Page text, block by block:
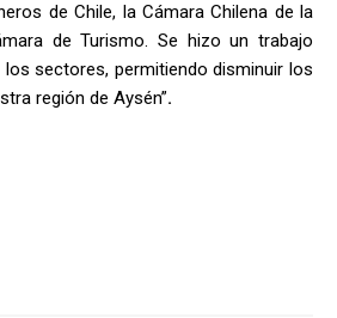
de Chile, la Cámara Chilena de la
de Turismo. Se hizo un trabajo
sectores, permitiendo disminuir los
región de Aysén”.